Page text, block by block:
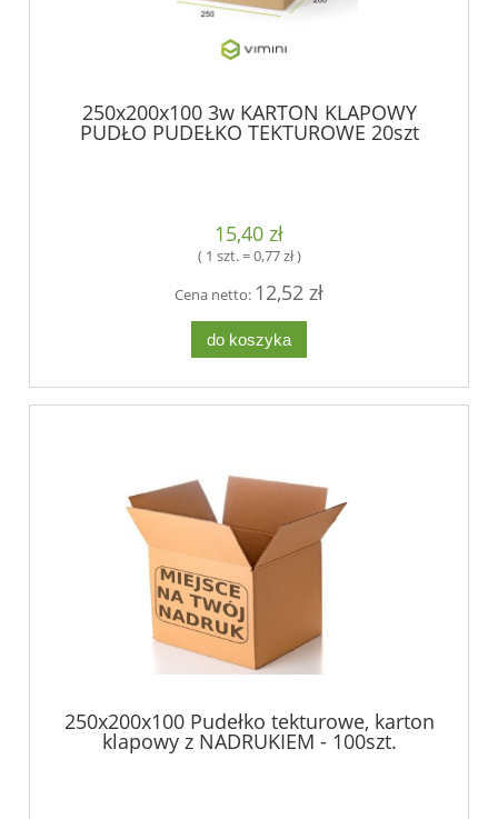
250x200x100 3w KARTON KLAPOWY
PUDŁO PUDEŁKO TEKTUROWE 20szt
15,40 zł
( 1 szt. = 0,77 zł )
Cena netto: 12,52 zł
do koszyka
250x200x100 Pudełko tekturowe, karton
klapowy z NADRUKIEM - 100szt.